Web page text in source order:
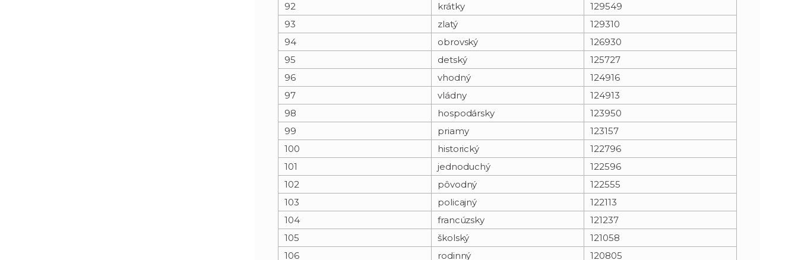
92
krátky
129549
93
zlatý
129310
94
obrovský
126930
95
detský
125727
96
vhodný
124916
97
vládny
124913
98
hospodársky
123950
99
priamy
123157
100
historický
122796
101
jednoduchý
122596
102
pôvodný
122555
103
policajný
122113
104
francúzsky
121237
105
školský
121058
106
rodinný 120805